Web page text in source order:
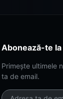
Abonează-te
Primește ultimele
ta de email.